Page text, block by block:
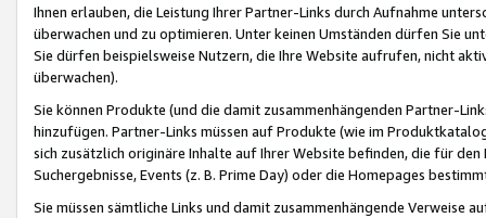
Ihnen erlauben, die Leistung Ihrer Partner-Links durch Aufnahme
überwachen und zu optimieren. Unter keinen Umständen dürfen Sie
Sie dürfen beispielsweise Nutzern, die Ihre Website aufrufen, nicht
überwachen).
Sie können Produkte (und die damit zusammenhängenden Partner-
hinzufügen. Partner-Links müssen auf Produkte (wie im
sich zusätzlich originäre Inhalte auf Ihrer Website befinden, die für
Suchergebnisse, Events (z. B. Prime Day) oder die Homepages
Sie müssen sämtliche Links und damit zusammenhängende